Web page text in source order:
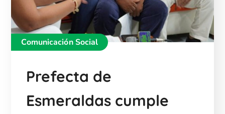
Comunicación Social
Prefecta de
Esmeraldas cumple